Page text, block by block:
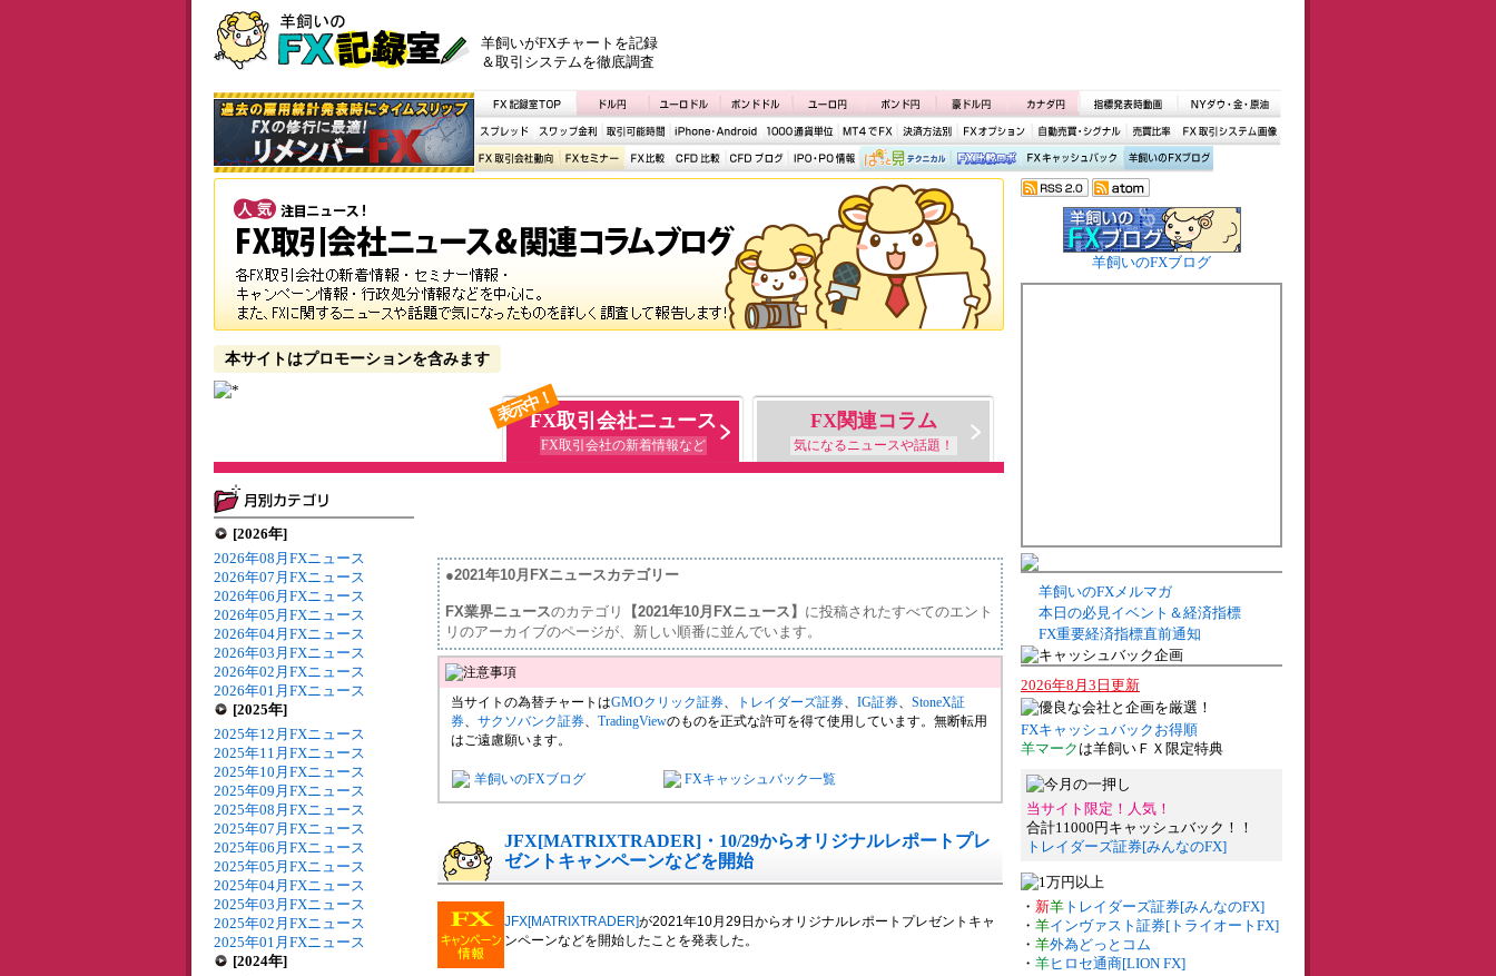
羊飼いがFXチャートを記録
＆取引システムを徹底調査
本サイトはプロモーションを含みます
表示中！FX取引会社ニュース
FX取引会社の新着情報など
FX関連コラム
気になるニュースや話題！
[2026年]
2026年08月FXニュース
2026年07月FXニュース
2026年06月FXニュース
2026年05月FXニュース
2026年04月FXニュース
2026年03月FXニュース
2026年02月FXニュース
2026年01月FXニュース
[2025年]
2025年12月FXニュース
2025年11月FXニュース
2025年10月FXニュース
2025年09月FXニュース
2025年08月FXニュース
2025年07月FXニュース
2025年06月FXニュース
2025年05月FXニュース
2025年04月FXニュース
2025年03月FXニュース
2025年02月FXニュース
2025年01月FXニュース
[2024年]
●2021年10月FXニュースカテゴリー
FX業界ニュースのカテゴリ 【2021年10月FXニュース】 に投稿されたすべてのエント
リのアーカイブのページが、新しい順番に並んでいます。
当サイトの為替チャートはGMOクリック証券、 トレイダーズ証券、 IG証券、 StoneX証
券、 サクソバンク証券、 TradingViewのものを正式な許可を得て使用しています。無断転用
はご遠慮願います。
羊飼いのFXブログ FXキャッシュバック一覧
JFX[MATRIXTRADER]・10/29からオリジナルレポートプレ
ゼントキャンペーンなどを開始
JFX[MATRIXTRADER]が2021年10月29日からオリジナルレポートプレゼントキャ
ンペーンなどを開始したことを発表した。
羊飼いのFXブログ
羊飼いのFXメルマガ
本日の必見イベント＆経済指標
FX重要経済指標直前通知
2026年8月3日更新
FXキャッシュバックお得順
羊マーク は羊飼いＦＸ限定特典
当サイト限定！人気！
合計11000円キャッシュバック！！
トレイダーズ証券[みんなのFX]
・ 新羊 トレイダーズ証券[みんなのFX]
・ 羊インヴァスト証券[トライオートFX]
・ 羊外為どっとコム
・ 羊ヒロセ通商[LION FX]